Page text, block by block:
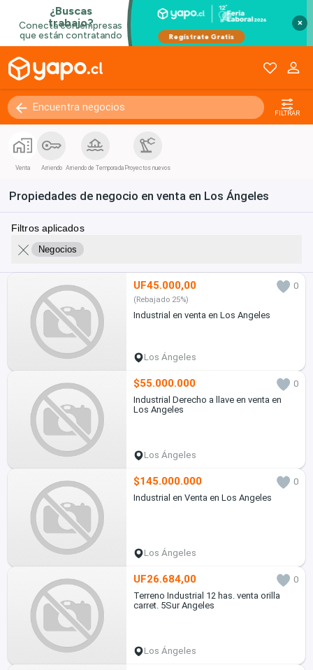
×
FILTRAR
Venta Arriendo Arriendo de Temporada Proyectos nuevos
Propiedades de negocio en venta en Los Ángeles
Filtros aplicados
Negocios
UF45.000,00 0
(Rebajado 25%)
Industrial en venta en Los Angeles
Los Ángeles
$55.000.000
0
Industrial Derecho a llave en venta en
Los Angeles
Los Ángeles
$145.000.000
0
Industrial en Venta en Los Angeles
Los Ángeles
UF26.684,00
0
Terreno Industrial 12 has. venta orilla
carret. 5Sur Angeles
Los Ángeles